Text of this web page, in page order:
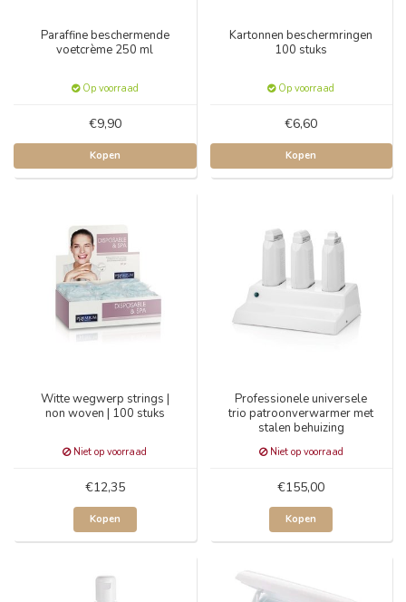
Paraffine beschermende
voetcrème 250 ml
Op voorraad
€9,90
Kopen
Kartonnen beschermringen
100 stuks
Op voorraad
€6,60
Kopen
Witte wegwerp strings |
non woven | 100 stuks
Niet op voorraad
€12,35
Kopen
Professionele universele
trio patroonverwarmer met
stalen behuizing
Niet op voorraad
€155,00
Kopen